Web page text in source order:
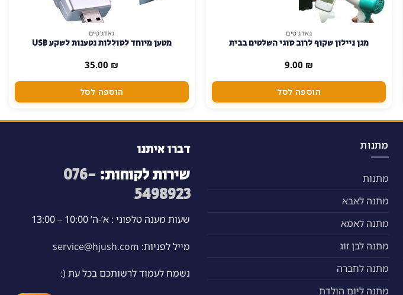
גאדג'טים
מגן ניילון שקוף לרוב סוגי השלטים בבית
9.00 ₪
הוספה לסל
גאדג'טים
מטען מיוחד לסוללות נטענות לשקע USB
35.00 ₪
הוספה לסל
מתנות
מתנות
מתנה לאבא
מתנה לאמא
מתנה לבן זוג
מתנה לחברה
מתנה ליום הולדת
דברו איתנו
שירות לקוחות: 076-
5498923
שעות מענה טלפוני : א’-ה’ 10:00 – 13:00
מייל לפניות: service@hjush.com
נשמח לעמוד לרשותכם בכל עת (: